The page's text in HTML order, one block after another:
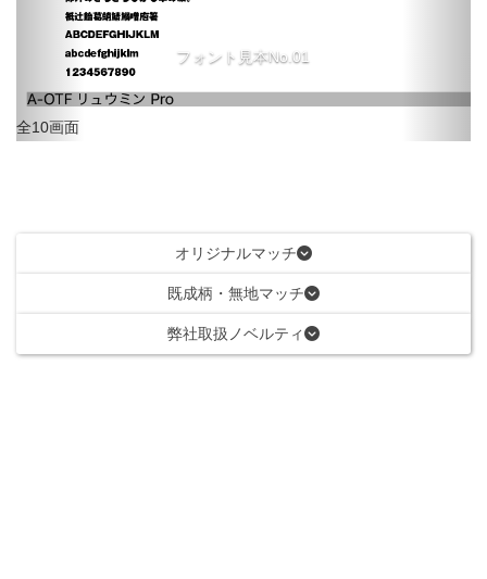
フォント見本No.01
全10画面
オリジナルマッチ
既成柄・無地マッチ
弊社取扱ノベルティ